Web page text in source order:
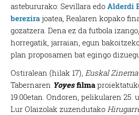
astebururako: Sevillara edoAlderdi
berezira joatea, Realaren kopako
gozatzera. Dena ez da futbola
horregatik, jarraian, egun
plan proposamen bat egingo
Ostiralean (hilak 17), Euskal Zinema
Tabernaren Yoyesfilma
19:00etan. Ondoren, pelikularen 25.
Lur Olaizolak zuzendutako